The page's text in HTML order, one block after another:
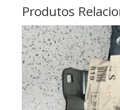
Mercedes
A2038201544
Produtos